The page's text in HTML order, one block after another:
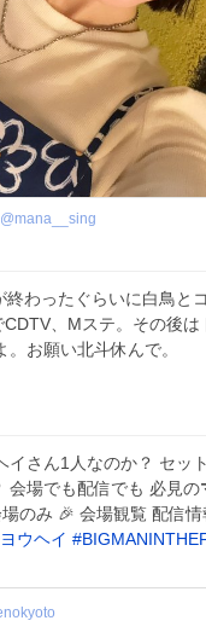
@mana__sing
終わったぐらいに白鳥と
CDTV、Mステ。その後
お願い北斗休んで。
イさん1人なのか？ セッ
会場でも配信でも 必見の
のみ 🎉 会場観覧 配信
ウヘイ #